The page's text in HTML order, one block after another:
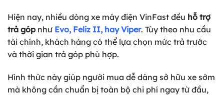
Hiện nay, nhiều dòng xe máy điện VinFast đều hỗ trợ
trả góp như Evo, Feliz II, hay Viper. Tùy theo nhu cầu
tài chính, khách hàng có thể lựa chọn mức trả trước
và thời gian trả góp phù hợp.
Hình thức này giúp người mua dễ dàng sở hữu xe sớm
mà không cần chuẩn bị toàn bộ chi phí ngay từ đầu,